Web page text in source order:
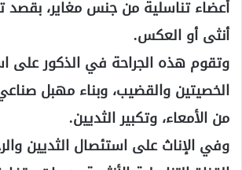
أعضاء تناسلية من جنس مغاير، بقصد
أنثى أو العكس.
وتقوم هذه الجراحة في الذكور على
الخصيتين والقضيب، وبناء مهبل
من الأمعاء، وتكبير الثديين.
وفي الإناث على استئصال الثديين